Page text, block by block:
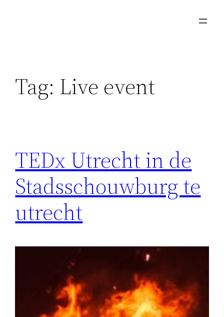
Tag: Live event
TEDx Utrecht in de
Stadsschouwburg te
utrecht